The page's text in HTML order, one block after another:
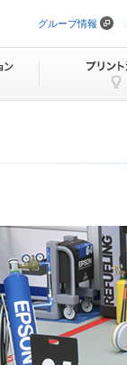
ビ
ョ
キ
グループ情報